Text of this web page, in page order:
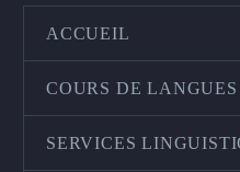
ACCUEIL
COURS DE LANGUES
SERVICES